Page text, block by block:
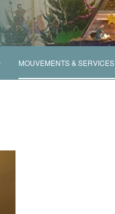
MOUVEMENTS & SERVICES